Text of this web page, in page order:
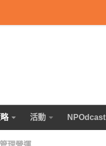
活動 NPOdcast